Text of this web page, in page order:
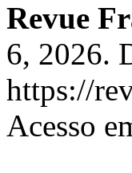
Revue
6, 2026.
https://
Acesso